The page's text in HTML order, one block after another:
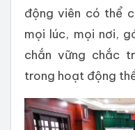
động viên có thể
mọi lúc, mọi nơi,
chắn vững chắc
trong hoạt động